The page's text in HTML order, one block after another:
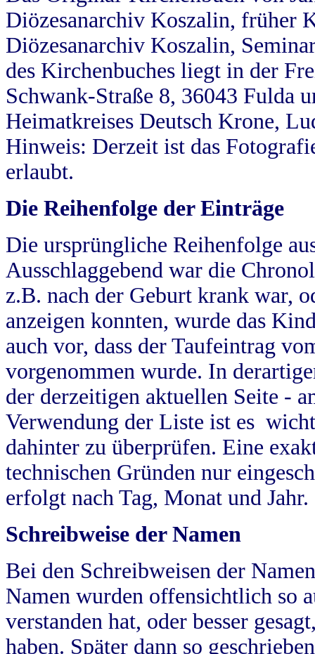
Diözesanarchiv Koszalin, früher
Diözesanarchiv Koszalin,
des Kirchenbuches liegt in der
Schwank-Straße 8, 36043 Fulda
Heimatkreises Deutsch Krone,
Hinweis: Derzeit ist das
erlaubt.
Die Reihenfolge der Einträge
Die ursprüngliche Reihenfolge
Ausschlaggebend war die
z.B. nach der Geburt krank war,
anzeigen konnten, wurde das
auch vor, dass der Taufeintrag
vorgenommen wurde. In
der derzeitigen aktuellen Seite -
Verwendung der Liste ist es
dahinter zu überprüfen. Eine
technischen Gründen nur
erfolgt nach Tag, Monat und Jahr.
Schreibweise der Namen
Bei den Schreibweisen der
Namen wurden offensichtlich so
verstanden hat, oder besser
haben. Später dann so